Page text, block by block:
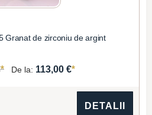
Granat de zirconiu de argint
* De la: 113,00 €*
DETALII